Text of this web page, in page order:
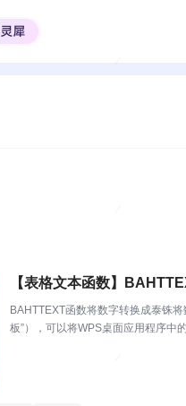
【表格文本函数】
BAHTTEXT函数将数字转换成泰铢
板”），可以将WPS桌面应用程序中